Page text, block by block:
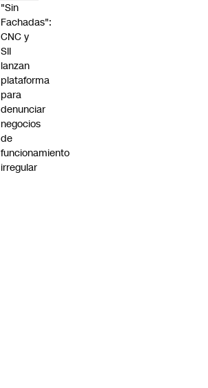
"Sin
Fachadas":
CNC y
SII
lanzan
plataforma
para
denunciar
negocios
de
funcionamiento
irregular